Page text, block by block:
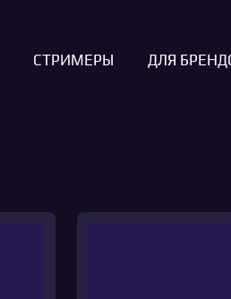
СТРИМЕРЫ ДЛЯ